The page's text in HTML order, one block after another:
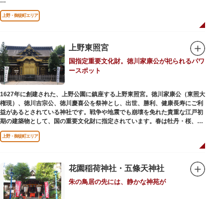
ドやスイーツが食べられます。オリジナルグッズを取り扱うギフトショップ
も必見です。
ソメイヨシノやヤマザクラなど約1,200本の桜が植えられた園内は、桜の名
所としても有名。シーズンにはライトアップされた夜桜が一層風情を添え、
例年延べ330万人近い人出となります。不忍池（しのばずのいけ）は江戸時
ので、バードウォッチングを楽しむ人の姿も見られるスポットです。
美術館や博物館で国内外の芸術作品や文化・自然科学に触れたり、歴史の薫
りを感じながら史跡巡りを楽しんではいかがでしょうか。1日では見てまわ
りきれないほどの魅力にあふれた公園です。
上野・御徒町エリア
上野東照宮
国指定重要文化財。徳川家康公が祀られるパワ
ースポット
1627年に創建された、上野公園に鎮座する上野東照宮。徳川家康公（東照大
権現）、徳川吉宗公、徳川慶喜公を祭神とし、出世、勝利、健康長寿にご利
益があるとされている神社です。戦争や地震でも崩壊を免れた貴重な江戸初
期の建築物として、国の重要文化財に指定されています。春は牡丹・桜、秋
は紅葉やダリア展、お正月は初詣や冬ぼたん鑑賞の地として、年間を通して
国内外からの参拝者で賑わうスポットです。
軍・徳川家光公が、日光東照宮までお参りに行けない江戸の人々のために建
てられたそう。社殿内部は文化財保護のため通常は非公開ですが、特別公開
が実施されることもあるので、拝観を申し込んでみてはいかがでしょうか。
授与所では、期間・数量限定のお守りや御朱印も授与されているので要チェ
上野・御徒町エリア
花園稲荷神社・五條天神社
朱の鳥居の先には、静かな神苑が